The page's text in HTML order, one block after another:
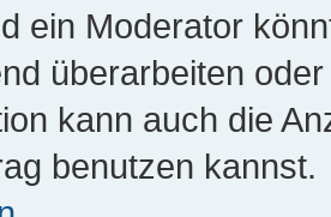
ein Moderator
überarbeiten
kann auch die
benutzen kannst.